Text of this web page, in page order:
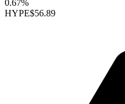
0.67%
HYPE$56.89